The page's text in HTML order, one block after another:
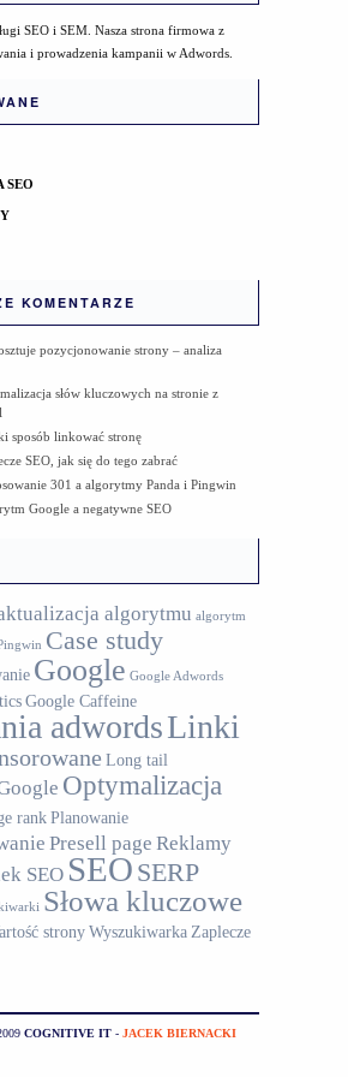
SEO i SEM. Nasza strona firmowa z
i prowadzenia kampanii w Adwords.
SEO
KOMENTARZE
pozycjonowanie strony – analiza
słów kluczowych na stronie z
sposób linkować stronę
SEO, jak się do tego zabrać
301 a algorytmy Panda i Pingwin
Google a negatywne SEO
algorytmu algorytm
Case study
Google Google Adwords
Google Caffeine
adwordsLinki
Long tail
Optymalizacja
rankPlanowanie
Presell page Reklamy
SEO SEO SERP
Słowa kluczowe
stronyWyszukiwarka Zaplecze
COGNITIVE IT - JACEK BIERNACKI